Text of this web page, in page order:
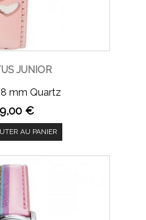
JUNIOR
mm Quartz
€
AU PANIER